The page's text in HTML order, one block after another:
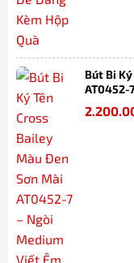
Bút Bi
AT0452-
Tiện Lợi,